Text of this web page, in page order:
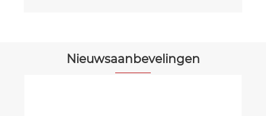
Nieuwsaanbevelingen